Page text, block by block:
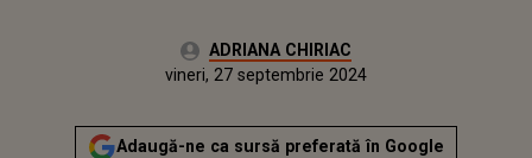
Autor:ADRIANA CHIRIAC
joi, 28 septembrie 2023Actualizat:
vineri, 27 septembrie 2024
Adaugă-ne ca sursă preferată în Google